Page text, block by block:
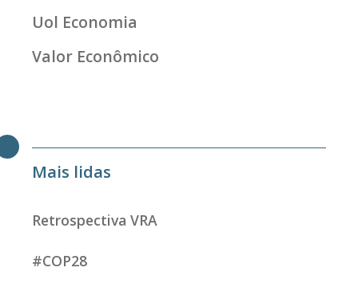
Uol Economia
Valor Econômico
Mais lidas
Retrospectiva VRA
#COP28